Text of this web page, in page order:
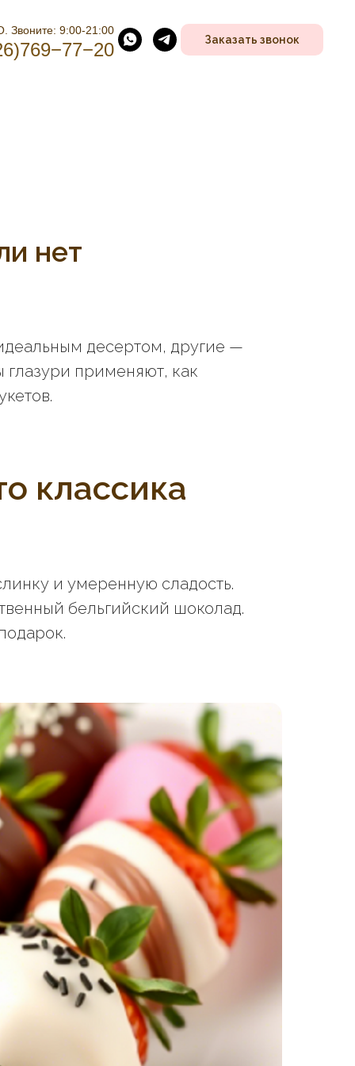
Звоните: 9:00-21:00
Заказать звонок
нет
десертом, другие —
применяют, как
классика
и умеренную сладость.
бельгийский шоколад.